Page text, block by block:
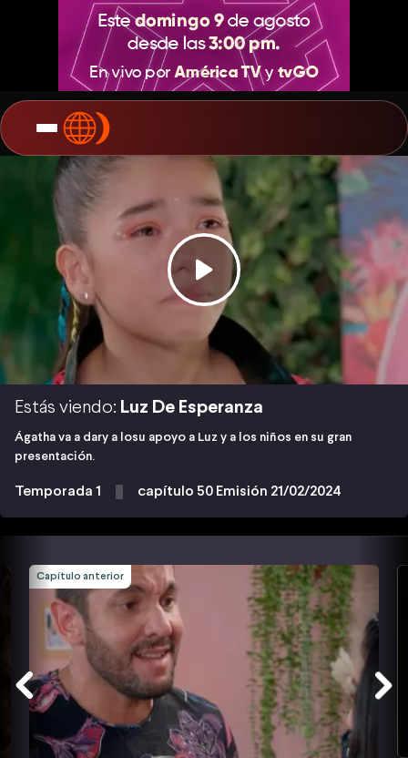
Estás viendo: Luz De Esperanza
Ágatha va a dary a losu apoyo a Luz y a los niños en su gran
presentación.
Temporada 1 capítulo 50 Emisión 21/02/2024
Capítulo anterior